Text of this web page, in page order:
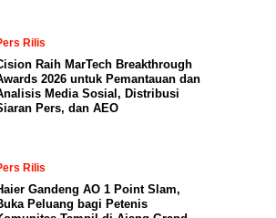
Rilis
Raih MarTech Breakthrough
2026 untuk Pemantauan dan
Media Sosial, Distribusi
Pers, dan AEO
Rilis
Gandeng AO 1 Point Slam,
Peluang bagi Petenis